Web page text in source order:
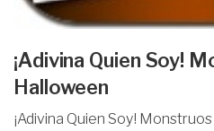
¡Adivina Quien Soy!
Halloween
¡Adivina Quien Soy!